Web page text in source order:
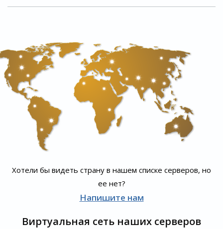
Хотели бы видеть страну в нашем списке серверов, но
ее нет?
Напишите нам
Виртуальная сеть наших серверов